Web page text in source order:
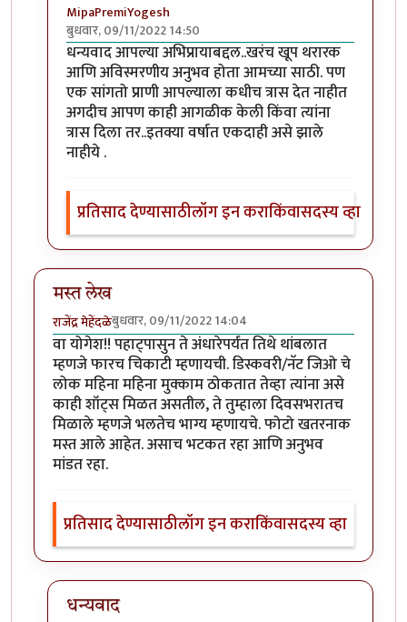
MipaPremiYogesh
बुधवार, 09/11/2022 14:50
In reply toअत्यंत थरारक अनुभवbyश्वेता२४
धन्यवाद आपल्या अभिप्रायाबद्दल..खरंच खूप थरारक
आणि अविस्मरणीय अनुभव होता आमच्या साठी. पण
एक सांगतो प्राणी आपल्याला कधीच त्रास देत नाहीत
अगदीच आपण काही आगळीक केली किंवा त्यांना
त्रास दिला तर..इतक्या वर्षात एकदाही असे झाले
नाहीये .
प्रतिसाद देण्यासाठीलॉग इन कराकिंवासदस्य व्हा
मस्त लेख
राजेंद्र मेहेंदळेबुधवार, 09/11/2022 14:04
वा योगेश!! पहाट्पासुन ते अंधारेपर्यंत तिथे थांबलात
म्हणजे फारच चिकाटी म्हणायची. डिस्कवरी/नॅट जिओ चे
लोक महिना महिना मुक्काम ठोकतात तेव्हा त्यांना असे
काही शॉट्स मिळत असतील, ते तुम्हाला दिवसभरातच
मिळाले म्हणजे भलतेच भाग्य म्हणायचे. फोटो खतरनाक
मस्त आले आहेत. असाच भटकत रहा आणि अनुभव
मांडत रहा.
प्रतिसाद देण्यासाठीलॉग इन कराकिंवासदस्य व्हा
धन्यवाद